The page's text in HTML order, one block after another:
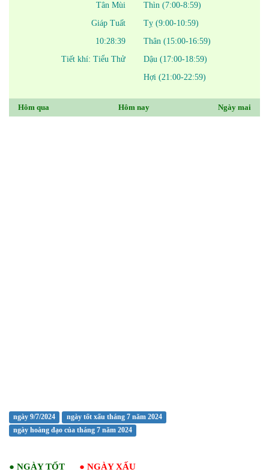
Tân Mùi
Giáp Tuất
10:28:39
Tiết khí: Tiểu Thử
Thìn (7:00-8:59)
Tỵ (9:00-10:59)
Thân (15:00-16:59)
Dậu (17:00-18:59)
Hợi (21:00-22:59)
Hôm qua Hôm nay Ngày mai
ngày 9/7/2024
ngày tốt xấu tháng 7 năm 2024
ngày hoàng đạo của tháng 7 năm 2024
● NGÀY TỐT ● NGÀY XẤU